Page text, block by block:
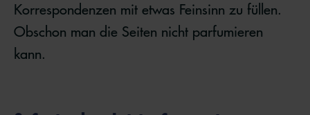
Korrespondenzen mit etwas Feinsinn zu füllen.
Obschon man die Seiten nicht parfumieren
kann.